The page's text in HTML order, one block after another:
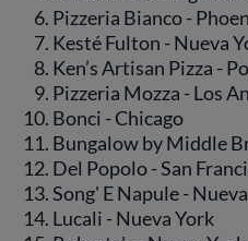
Pizzeria Bianco -
Kesté Fulton - Nueva
Ken’s Artisan Pizza -
Pizzeria Mozza - Los
Bonci - Chicago
Bungalow by Middle
Del Popolo - San
Song' E Napule -
Lucali - Nueva York